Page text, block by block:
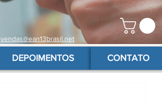
vendas@ean13brasil.net
DEPOIMENTOS CONTATO